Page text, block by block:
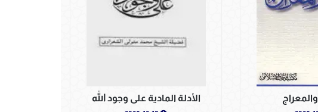
الأدلة المادية على وجود الله